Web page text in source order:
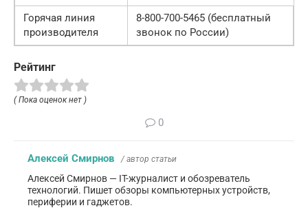
Горячая линия
производителя
8-800-700-5465 (бесплатный
звонок по России)
Рейтинг
( Пока оценок нет )
0
Алексей Смирнов / автор статьи
Алексей Смирнов — IT-журналист и обозреватель
технологий. Пишет обзоры компьютерных устройств,
периферии и гаджетов.